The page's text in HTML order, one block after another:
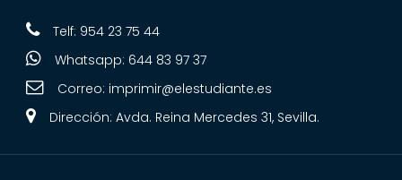
Telf: 954 23 75 44
Whatsapp: 644 83 97 37
Correo: imprimir@elestudiante.es
Dirección: Avda. Reina Mercedes 31, Sevilla.